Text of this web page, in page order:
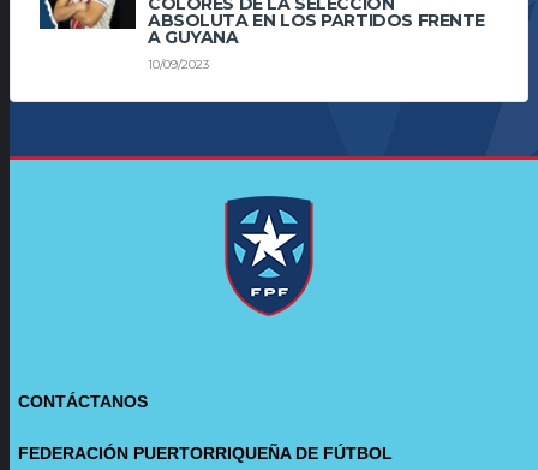
ABSOLUTA EN LOS PARTIDOS FRENTE
A GUYANA
10/09/2023
CONTÁCTANOS
FEDERACIÓN PUERTORRIQUEÑA DE FÚTBOL